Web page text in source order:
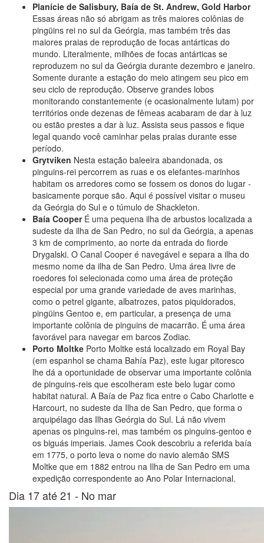
Planície de Salisbury, Baía de St. Andrew, Gold Harbor
Essas áreas não só abrigam as três maiores colônias de
pingüins rei no sul da Geórgia, mas também três das
maiores praias de reprodução de focas antárticas do
mundo. Literalmente, milhões de focas antárticas se
reproduzem no sul da Geórgia durante dezembro e janeiro.
Somente durante a estação do meio atingem seu pico em
seu ciclo de reprodução. Observe grandes lobos
monitorando constantemente (e ocasionalmente lutam) por
territórios onde dezenas de fêmeas acabaram de dar à luz
ou estão prestes a dar à luz. Assista seus passos e fique
legal quando você caminhar pelas praias durante esse
período.
Grytviken Nesta estação baleeira abandonada, os
pinguins-rei percorrem as ruas e os elefantes-marinhos
habitam os arredores como se fossem os donos do lugar -
basicamente porque são. Aqui é possível visitar o museu
da Geórgia do Sul e o túmulo de Shackleton.
Baía CooperÉ uma pequena ilha de arbustos localizada a
sudeste da ilha de San Pedro, no sul da Geórgia, a apenas
3 km de comprimento, ao norte da entrada do fiorde
Drygalski. O Canal Cooper é navegável e separa a ilha do
mesmo nome da ilha de San Pedro. Uma área livre de
roedores foi selecionada como uma área de proteção
especial por uma grande variedade de aves marinhas,
como o petrel gigante, albatrozes, patos piquidorados,
pingüins Gentoo e, em particular, a presença de uma
importante colônia de pinguins de macarrão. É uma área
favorável para navegar em barcos Zodiac.
Porto Moltke Porto Moltke está localizado em Royal Bay
(em espanhol se chama Bahía Paz), este lugar pitoresco
lhe dá a oportunidade de observar uma importante colônia
de pinguins-reis que escolheram este belo lugar como
habitat natural. A Baía de Paz fica entre o Cabo Charlotte e
Harcourt, no sudeste da Ilha de San Pedro, que forma o
arquipélago das Ilhas Geórgia do Sul. Lá não vivem
apenas os pinguins-rei, mas também os pinguins-gentoo e
os biguás imperiais. James Cook descobriu a referida baía
em 1775, o porto leva o nome do navio alemão SMS
Moltke que em 1882 entrou na Ilha de San Pedro em uma
expedição correspondente ao Ano Polar Internacional.
Dia 17 até 21 - No mar